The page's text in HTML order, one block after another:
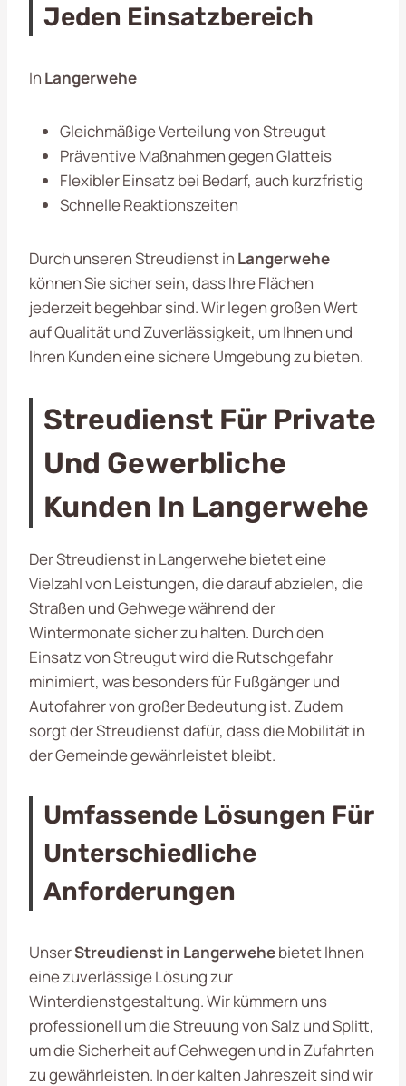
Jeden Einsatzbereich
In Langerwehe
Gleichmäßige Verteilung von Streugut
Präventive Maßnahmen gegen Glatteis
Flexibler Einsatz bei Bedarf, auch kurzfristig
Schnelle Reaktionszeiten
Durch unseren Streudienst in Langerwehe
können Sie sicher sein, dass Ihre Flächen
jederzeit begehbar sind. Wir legen großen Wert
auf Qualität und Zuverlässigkeit, um Ihnen und
Ihren Kunden eine sichere Umgebung zu bieten.
Streudienst Für Private
Und Gewerbliche
Kunden In Langerwehe
Der Streudienst in Langerwehe bietet eine
Vielzahl von Leistungen, die darauf abzielen, die
Straßen und Gehwege während der
Wintermonate sicher zu halten. Durch den
Einsatz von Streugut wird die Rutschgefahr
minimiert, was besonders für Fußgänger und
Autofahrer von großer Bedeutung ist. Zudem
sorgt der Streudienst dafür, dass die Mobilität in
der Gemeinde gewährleistet bleibt.
Umfassende Lösungen Für
Unterschiedliche
Anforderungen
UnserStreudienst in Langerwehebietet Ihnen
eine zuverlässige Lösung zur
Winterdienstgestaltung. Wir kümmern uns
professionell um die Streuung von Salz und Splitt,
um die Sicherheit auf Gehwegen und in Zufahrten
zu gewährleisten. In der kalten Jahreszeit sind wir